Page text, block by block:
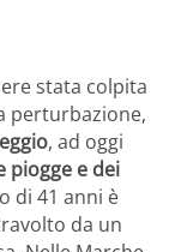
stata colpita
perturbazione,
, ad oggi
piogge e dei
di 41 anni è
da un